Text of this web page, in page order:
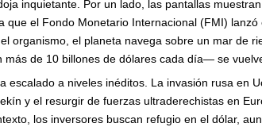
inquietante. Por un lado, las pantallas
que el Fondo Monetario Internacional (FMI)
organismo, el planeta navega sobre un mar de
de 10 billones de dólares cada día— se
escalado a niveles inéditos. La invasión rusa en
y el resurgir de fuerzas ultraderechistas en
los inversores buscan refugio en el dólar,